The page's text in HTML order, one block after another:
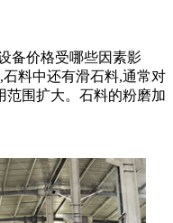
备价格受哪些因素影
料中还有滑石料,通常对
范围扩大。石料的粉磨加